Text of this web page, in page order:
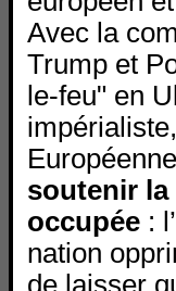
Avec la
Trump et
le-feu" en
soutenir la
occupée :
nation
de laisser